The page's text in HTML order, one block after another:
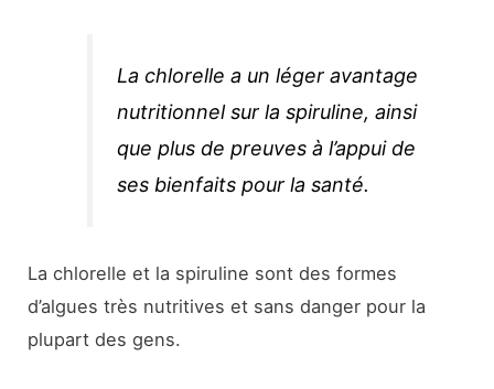
La chlorelle a un léger avantage
nutritionnel sur la spiruline, ainsi
que plus de preuves à l’appui de
ses bienfaits pour la santé.
La chlorelle et la spiruline sont des formes
d’algues très nutritives et sans danger pour la
plupart des gens.